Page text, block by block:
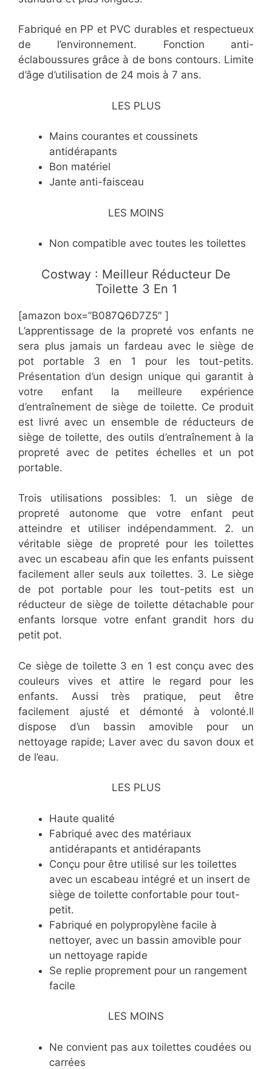
Fabriqué en PP et PVC durables et respectueux
de l’environnement. Fonction anti-
éclaboussures grâce à de bons contours. Limite
d’âge d’utilisation de 24 mois à 7 ans.
LES PLUS
​Mains courantes et coussinets
antidérapants
​Bon matériel
​Jante anti-faisceau
LES MOINS
​Non compatible avec toutes les toilettes
Costway : Meilleur Réducteur De
Toilette 3 En 1
[amazon box=”​B087Q6D7Z5″ ]
L’apprentissage de la propreté vos enfants ne
sera plus jamais un fardeau avec le siège de
pot portable 3 en 1 pour les tout-petits.
Présentation d’un design unique qui garantit à
votre enfant la meilleure expérience
d’entraînement de siège de toilette. Ce produit
est livré avec un ensemble de réducteurs de
siège de toilette, des outils d’entraînement à la
propreté avec de petites échelles et un pot
portable.
Trois utilisations possibles: 1. un siège de
propreté autonome que votre enfant peut
atteindre et utiliser indépendamment. 2. un
véritable siège de propreté pour les toilettes
avec un escabeau afin que les enfants puissent
facilement aller seuls aux toilettes. 3. Le siège
de pot portable pour les tout-petits est un
réducteur de siège de toilette détachable pour
enfants lorsque votre enfant grandit hors du
petit pot.
Ce siège de toilette 3 en 1 est conçu avec des
couleurs vives et attire le regard pour les
enfants. Aussi très pratique, peut être
facilement ajusté et démonté à volonté.Il
dispose d’un bassin amovible pour un
nettoyage rapide; Laver avec du savon doux et
de l’eau.
LES PLUS
​Haute qualité
​Fabriqué avec des matériaux
antidérapants et antidérapants
​Conçu pour être utilisé sur les toilettes
avec un escabeau intégré et un insert de
siège de toilette confortable pour tout-
petit.
​Fabriqué en polypropylène facile à
nettoyer, avec un bassin amovible pour
un nettoyage rapide
​Se replie proprement pour un rangement
facile
LES MOINS
​Ne convient pas aux toilettes coudées ou
carrées